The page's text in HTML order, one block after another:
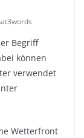
Begriff
können
verwendet
Wetterfront